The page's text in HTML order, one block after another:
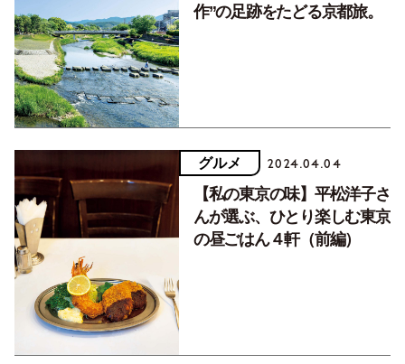
作”の足跡をたどる京都旅。
グルメ 2024.04.04
【私の東京の味】平松洋子さ
んが選ぶ、ひとり楽しむ東京
の昼ごはん４軒（前編）